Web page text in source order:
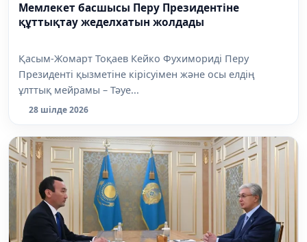
Мемлекет басшысы Перу Президентіне
құттықтау жеделхатын жолдады
Қасым-Жомарт Тоқаев Кейко Фухимориді Перу
Президенті қызметіне кірісуімен және осы елдің
ұлттық мейрамы – Тәуе...
28 шілде 2026